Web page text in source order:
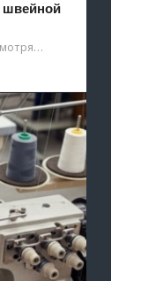
швейной